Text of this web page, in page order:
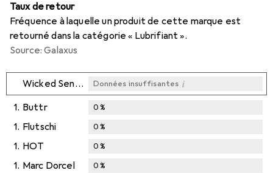
Taux de retour
Fréquence à laquelle un produit de cette marque est
retourné dans la catégorie « Lubrifiant ».
Source: Galaxus
Wicked Sensual Care Données insuffisantes i
1. Buttr 0%
1. Flutschi 0%
1. HOT 0%
1. Marc Dorcel 0%